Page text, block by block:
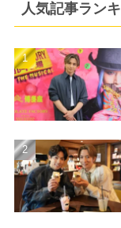
人気記事ラン